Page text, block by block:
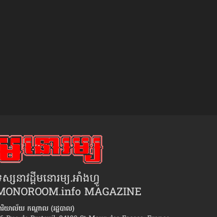
សនាវដ្ដីមនោរម្យ.អាំងហ្វូ
MAGAZINE
រិយាល័យ កណ្ដាល (រដ្ឋបាល)